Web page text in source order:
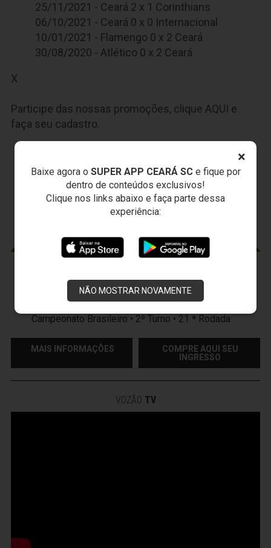
×
Baixe agora o SUPER APP CEARÁ SCe fique por
dentro de conteúdos exclusivos!
Clique nos links abaixo e faça parte dessa
experiência:
NÃO MOSTRAR NOVAMENTE
25/11/2021 - Ceará 2 x 1 Corinthians
06/10/2021 - Ceará 0 x 0 Internacional
10/01/2021 - Flamengo 0 x 2 Ceará
30/08/2020 - Atlético 0 x 2 Ceará
X
Participe das nossas promoções, clique AQUI e
faça seu cadastro.
VOZÃO
Sexta-feira, 07/08/2026 - 20:30
Arena Vozão (Castelão) - Capital/CE
Campeonato Brasileiro • 2º Turno • 21 ª Rodada
MAIS INFORMAÇÕES
COMPRE AQUI SEU
INGRESSO
VOZÃO TV